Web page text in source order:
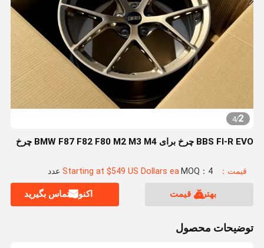
2
/
4
BBS FI-R EVO چرخ برای BMW F87 F82 F80 M2 M3 M4 چرخ
قیمت：Starting at $549 US Dollars ea MOQ：4 عدد
بهترین قیمت اکنون تماس بگیرید
توضیحات محصول